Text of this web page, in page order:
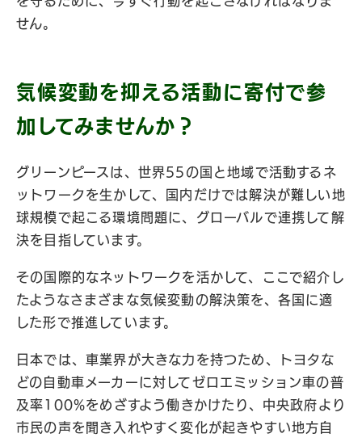
せん。
気候変動を抑える活動に寄付で参
加してみませんか？
グリーンピースは、世界55の国と地域で活動するネ
ットワークを生かして、国内だけでは解決が難しい地
球規模で起こる環境問題に、グローバルで連携して解
決を目指しています。
その国際的なネットワークを活かして、ここで紹介し
たようなさまざまな気候変動の解決策を、各国に適
した形で推進しています。
日本では、車業界が大きな力を持つため、トヨタな
どの自動車メーカーに対してゼロエミッション車の普
及率100%をめざすよう働きかけたり、中央政府より
市民の声を聞き入れやすく変化が起きやすい地方自